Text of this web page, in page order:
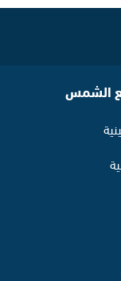
الشمس